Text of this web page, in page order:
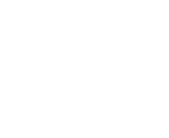
investe-us-
na página. Todo
brasileira